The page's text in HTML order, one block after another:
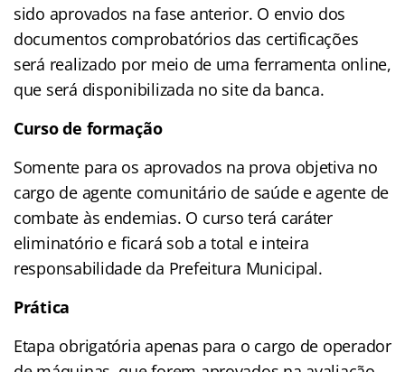
sido aprovados na fase anterior. O envio dos
documentos comprobatórios das certificações
será realizado por meio de uma ferramenta online,
que será disponibilizada no site da banca.
Curso de formação
Somente para os aprovados na prova objetiva no
cargo de agente comunitário de saúde e agente de
combate às endemias. O curso terá caráter
eliminatório e ficará sob a total e inteira
responsabilidade da Prefeitura Municipal.
Prática
Etapa obrigatória apenas para o cargo de operador